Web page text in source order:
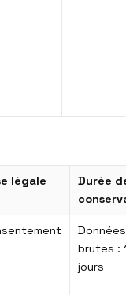
légale
Durée
Données
brutes :
jours